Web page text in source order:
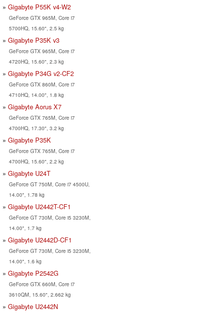
Gigabyte P55K v4-W2
GeForce GTX 965M, Core i7
5700HQ, 15.60", 2.5 kg
Gigabyte P35K v3
GeForce GTX 965M, Core i7
4720HQ, 15.60", 2.3 kg
Gigabyte P34G v2-CF2
GeForce GTX 860M, Core i7
4710HQ, 14.00", 1.8 kg
Gigabyte Aorus X7
GeForce GTX 765M, Core i7
4700HQ, 17.30", 3.2 kg
Gigabyte P35K
GeForce GTX 765M, Core i7
4700HQ, 15.60", 2.2 kg
Gigabyte U24T
GeForce GT 750M, Core i7 4500U,
14.00", 1.78 kg
Gigabyte U2442T-CF1
GeForce GT 730M, Core i5 3230M,
14.00", 1.7 kg
Gigabyte U2442D-CF1
GeForce GT 730M, Core i5 3230M,
14.00", 1.6 kg
Gigabyte P2542G
GeForce GTX 660M, Core i7
3610QM, 15.60", 2.662 kg
Gigabyte U2442N